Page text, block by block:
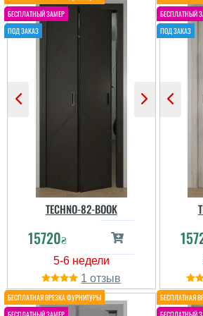
читати всі відгуки
Тетяна Гонтаренко
Замовляли двері на
сайті. Фахівці порадили
TECHNO-82-BOOK
15720₴
1